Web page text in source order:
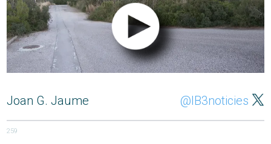
Joan G. Jaume @IB3noticies
259